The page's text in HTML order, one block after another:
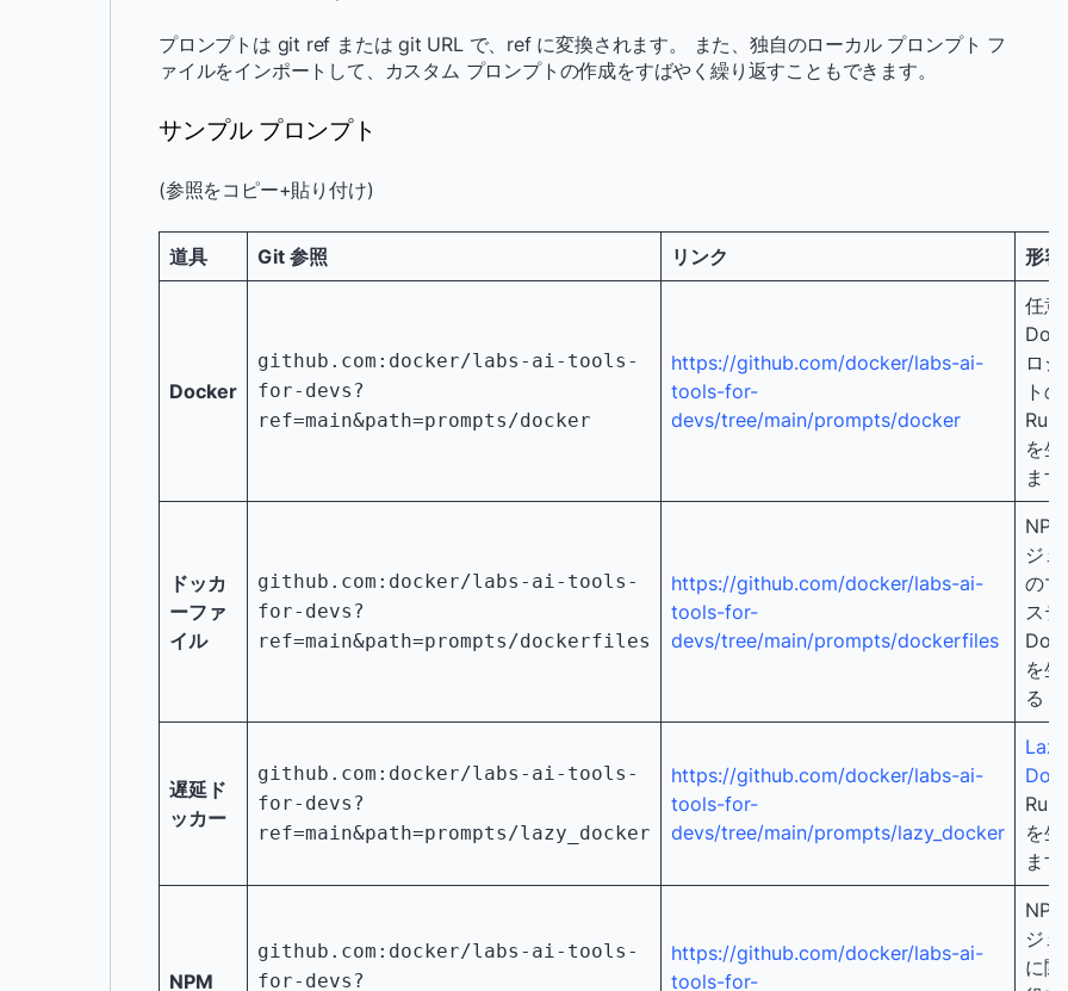
プロンプトは git ref または git URL で、ref に変換されます。 また、独自のローカル プロンプト フ
ァイルをインポートして、カスタム プロンプトの作成をすばやく繰り返すこともできます。
サンプル プロンプト
(参照をコピー+貼り付け)
道具 Git 参照 リンク 形容
Docker
github.com:docker/labs-ai-tools-
for-devs?
ref=main&path=prompts/docker
https://github.com/docker/labs-ai-
tools-for-
devs/tree/main/prompts/docker
任意
ロジ
トの
を生
ます
ドッカ
ーファ
イル
github.com:docker/labs-ai-tools-
for-devs?
ref=main&path=prompts/dockerfiles
https://github.com/docker/labs-ai-
tools-for-
devs/tree/main/prompts/dockerfiles
NPM
ジェ
のマ
ステ
を生
る
遅延ド
ッカー
github.com:docker/labs-ai-tools-
for-devs?
ref=main&path=prompts/lazy_docker
https://github.com/docker/labs-ai-
tools-for-
devs/tree/main/prompts/lazy_docker
Lazy
を生
ます
NPM
github.com:docker/labs-ai-tools-
for-devs?
https://github.com/docker/labs-ai-
tools-for-
NPM
ジェ
に関